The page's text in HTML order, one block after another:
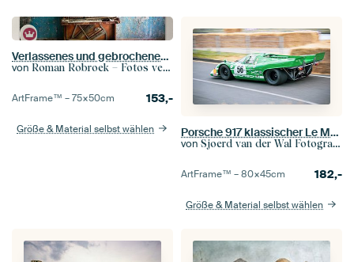
Verlassenes und gebrochenes Klavier.
von Roman Robroek – Fotos verlassener Gebäude
ArtFrame™ –75×50cm 153,-
Größe & Material selbst wählen Porsche 917 klassischer Le Mans-Rennwagen
von Sjoerd van der Wal Fotografie
ArtFrame™ –80×45cm 182,-
Größe & Material selbst wählen